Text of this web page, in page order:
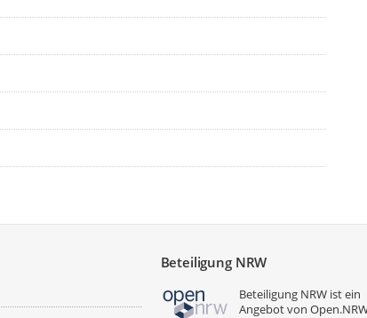
Beteiligung NRW
Beteiligung NRW ist ein
Angebot von